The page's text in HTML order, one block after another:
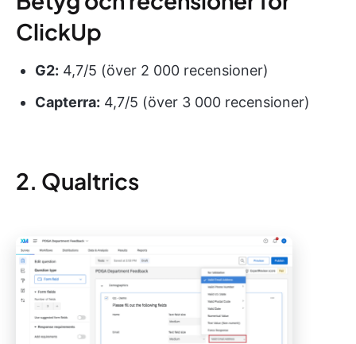
ClickUp
G2: 4,7/5 (över 2 000 recensioner)
Capterra: 4,7/5 (över 3 000 recensioner)
2. Qualtrics